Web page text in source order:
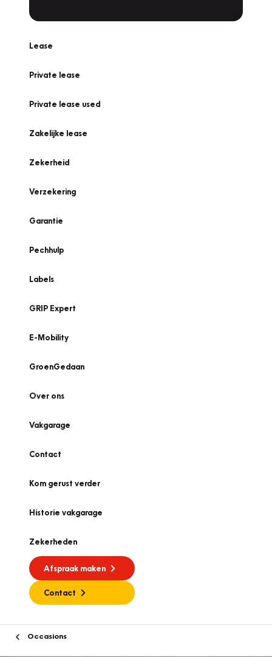
Lease
Private lease
Private lease used
Zakelijke lease
Zekerheid
Verzekering
Garantie
Pechhulp
Labels
GRIP Expert
E-Mobility
GroenGedaan
Over ons
Vakgarage
Contact
Kom gerust verder
Historie vakgarage
Zekerheden
Afspraak maken
Contact
Occasions